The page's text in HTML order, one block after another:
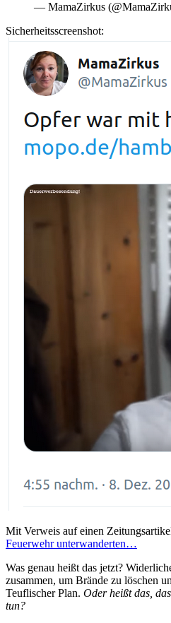
— MamaZirkus
Sicherheitsscreenshot:
Mit Verweis auf einen
Feuerwehr unterwanderten…
Was genau heißt das jetzt?
zusammen, um Brände zu löschen
Teuflischer Plan. Oder heißt das,
tun?